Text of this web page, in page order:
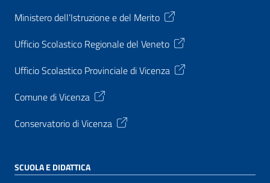
Ministero dell’Istruzione e del Merito
Ufficio Scolastico Regionale del Veneto
Ufficio Scolastico Provinciale di Vicenza
Comune di Vicenza
Conservatorio di Vicenza
SCUOLA E DIDATTICA